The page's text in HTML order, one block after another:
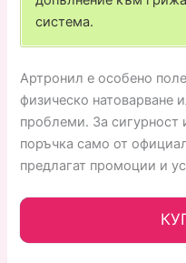
система.
Артронил е особено
физическо натоварване
проблеми. За сигурност
поръчка само от
предлагат промоции и